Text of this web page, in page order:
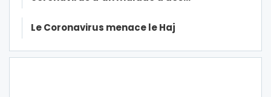
Le Coronavirus menace le Haj